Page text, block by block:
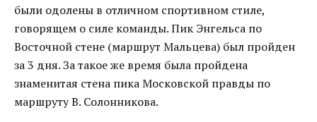
были одолены в отличном спортивном стиле,
говорящем о силе команды. Пик Энгельса по
Восточной стене (маршрут Мальцева) был пройден
за 3 дня. За такое же время была пройдена
знаменитая стена пика Московской правды по
маршруту В. Солонникова.